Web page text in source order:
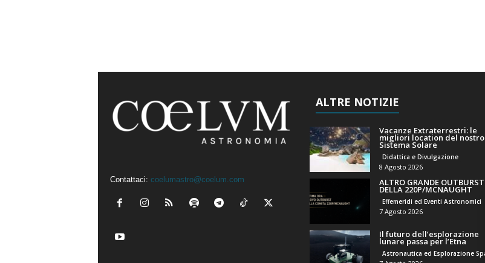
Contattaci: coelumastro@coelum.com
ALTRE NOTIZIE
Vacanze Extraterrestri: le
migliori location del nostro
Sistema Solare
Didattica e Divulgazione
8 Agosto 2026
ALTRO GRANDE OUTBURST
DELLA 220P/MCNAUGHT
Effemeridi ed Eventi Astronomici
7 Agosto 2026
Il futuro dell’esplorazione
lunare passa per l’Etna